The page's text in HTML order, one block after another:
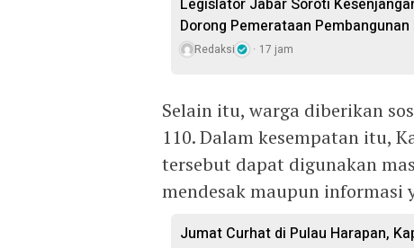
Dorong Pemerataan
Redaksi 17 jam
Selain itu, warga diberikan
110. Dalam kesempatan itu,
tersebut dapat digunakan
mendesak maupun informasi
Jumat Curhat di Pulau Harapan,